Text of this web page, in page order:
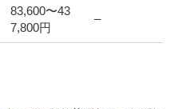
83,600〜43
7,800円
–